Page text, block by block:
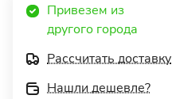
Привезем из
другого города
Рассчитать доставку
Нашли дешевле?